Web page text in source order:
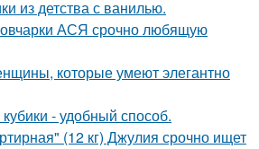
из детства с ванилью.
АСЯ срочно любящую
которые умеют элегантно
- удобный способ.
(12 кг) Джулия срочно ищет